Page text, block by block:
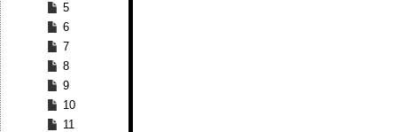
5
6
7
8
9
10
11